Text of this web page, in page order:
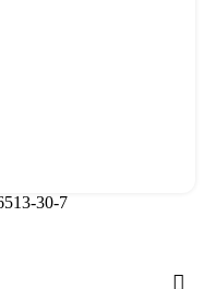
30-7